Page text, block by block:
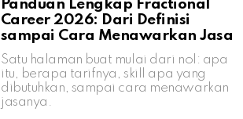
Panduan Lengkap Fractional
Career 2026: Dari Definisi
sampai Cara Menawarkan Jasa
Satu halaman buat mulai dari nol: apa
itu, berapa tarifnya, skill apa yang
dibutuhkan, sampai cara menawarkan
jasanya.